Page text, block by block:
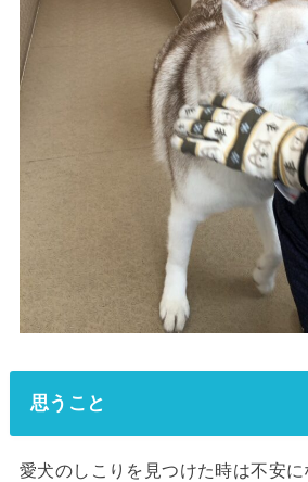
思うこと
愛犬のしこりを見つけた時は不安に